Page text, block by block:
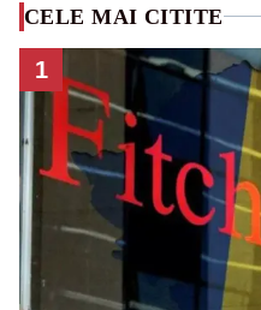
CELE MAI CITITE
1